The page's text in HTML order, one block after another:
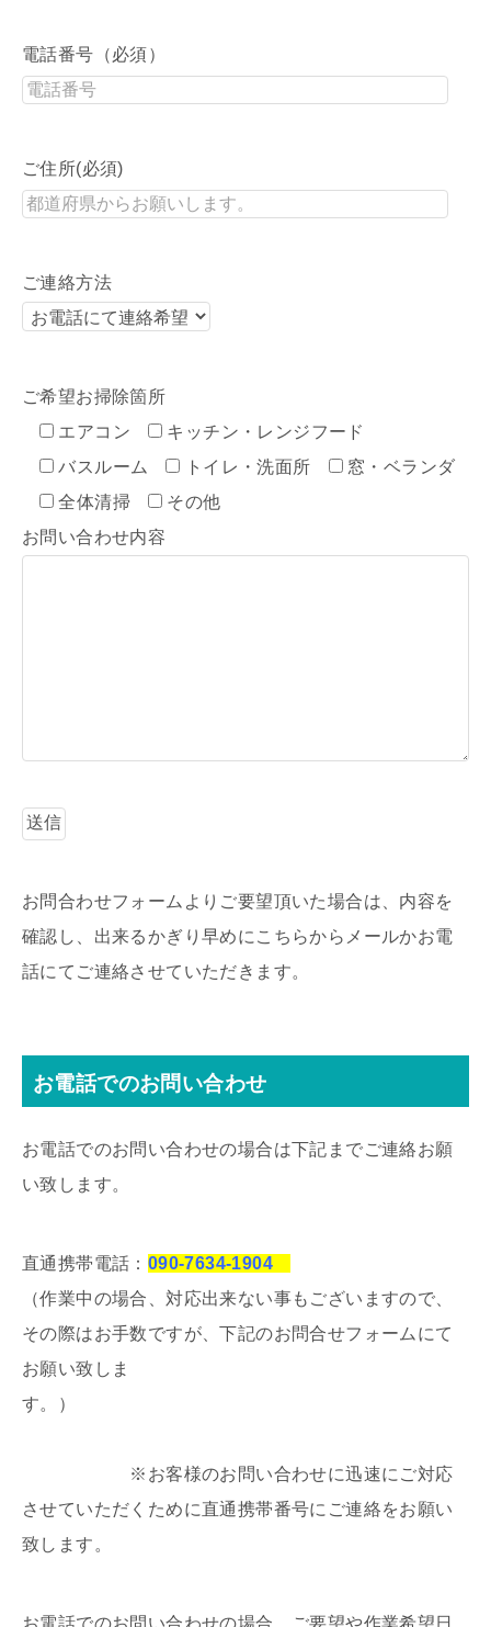
電話番号（必須）
ご住所(必須)
ご連絡方法
ご希望お掃除箇所
エアコン
キッチン・レンジフード
バスルーム
トイレ・洗面所
窓・ベランダ
全体清掃
その他
お問い合わせ内容
お問合わせフォームよりご要望頂いた場合は、内容を
確認し、出来るかぎり早めにこちらからメールかお電
話にてご連絡させていただきます。
お電話でのお問い合わせ
お電話でのお問い合わせの場合は下記までご連絡お願
い致します。
直通携帯電話： 090-7634-1904
（作業中の場合、対応出来ない事もございますので、
その際はお手数ですが、下記のお問合せフォームにて
お願い致しま
す。）
※お客様のお問い合わせに迅速にご対応
させていただくために直通携帯番号にご連絡をお願い
致します。